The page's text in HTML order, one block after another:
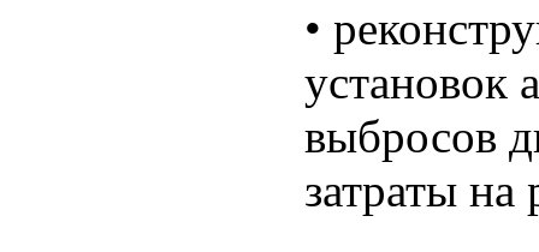
•
установок
выбросов
затраты